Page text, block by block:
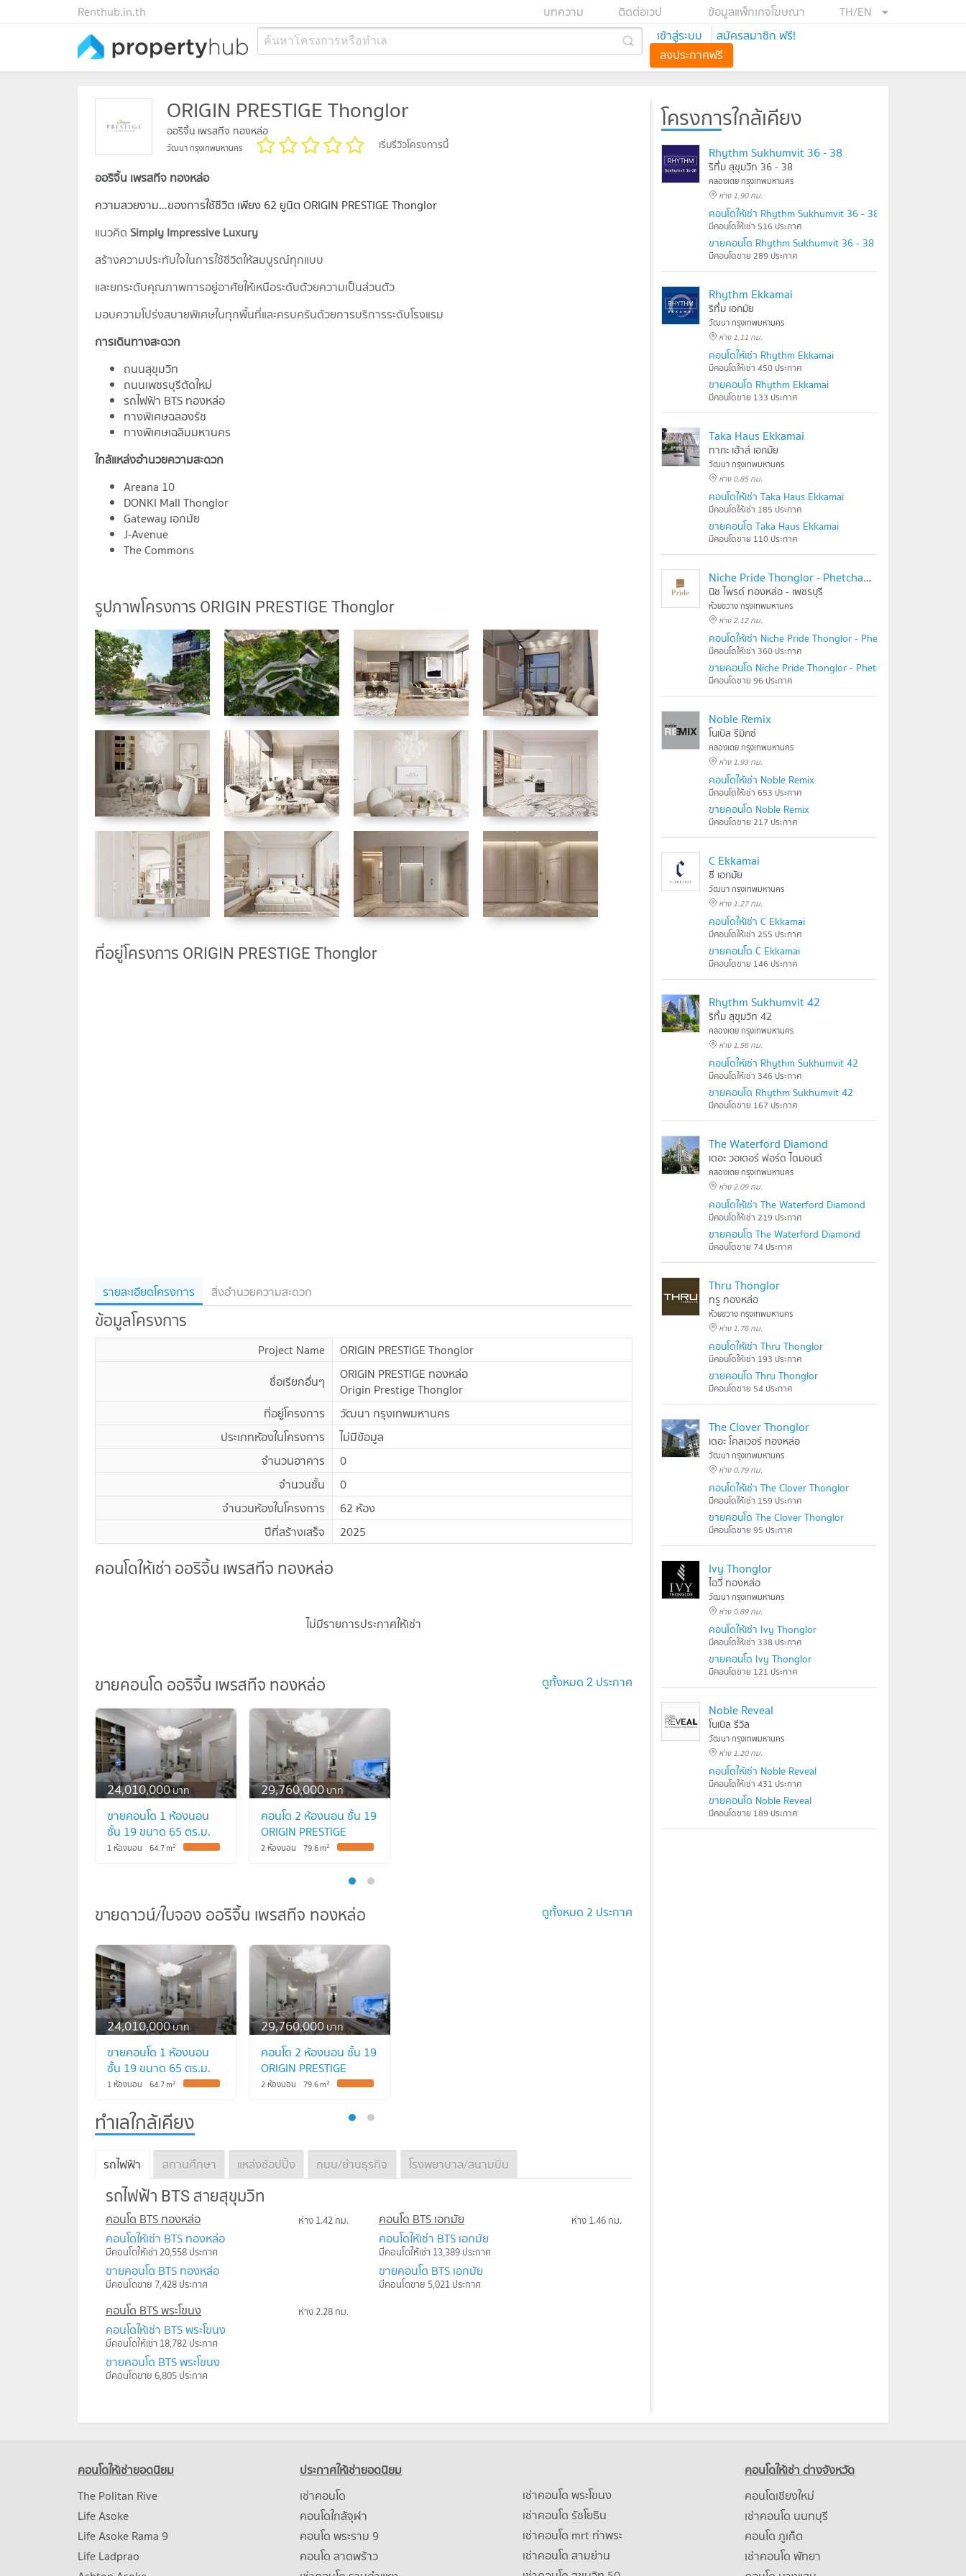
TH/EN
ข้อมูลแพ็กเกจโฆษณา
ติดต่อเวป
บทความ
Renthub.in.th
ค้นหาโครงการหรือทำเล เข้าสู่ระบบ
สมัครสมาชิก ฟรี!
ลงประกาศฟรี
ORIGIN PRESTIGE Thonglor
ออริจิ้น เพรสทีจ ทองหล่อ
วัฒนา กรุงเทพมหานคร เริ่มรีวิวโครงการนี้
ออริจิ้น เพรสทีจ ทองหล่อ
ความสวยงาม…ของการใช้ชีวิต เพียง 62 ยูนิต ORIGIN PRESTIGE Thonglor
แนวคิดSimply Impressive Luxury
สร้างความประทับใจในการใช้ชีวิตให้สมบูรณ์ทุกแบบ
และยกระดับคุณภาพการอยู่อาศัยให้เหนือระดับด้วยความเป็นส่วนตัว
มอบความโปร่งสบายพิเศษในทุกพื้นที่และครบครันด้วยการบริการระดับโรงแรม
การเดินทางสะดวก
ถนนสุขุมวิท
ถนนเพชรบุรีตัดใหม่
รถไฟฟ้า BTS ทองหล่อ
ทางพิเศษฉลองรัช
ทางพิเศษเฉลิมมหานคร
ใกล้แหล่งอำนวยความสะดวก
Areana 10
DONKI Mall Thonglor
Gateway เอกมัย
J-Avenue
The Commons
รูปภาพโครงการ ORIGIN PRESTIGE Thonglor
ที่อยู่โครงการ ORIGIN PRESTIGE Thonglor
รายละเอียดโครงการ สิ่งอำนวยความสะดวก
ข้อมูลโครงการ
Project Name
ORIGIN PRESTIGE Thonglor
ชื่อเรียกอื่นๆ
ORIGIN PRESTIGE ทองหล่อ
Origin Prestige Thonglor
ที่อยู่โครงการ
วัฒนา กรุงเทพมหานคร
ประเภทห้องในโครงการ
ไม่มีข้อมูล
จำนวนอาคาร
0
จำนวนชั้น
0
จำนวนห้องในโครงการ
62 ห้อง
ปีที่สร้างเสร็จ
2025
คอนโดให้เช่า ออริจิ้น เพรสทีจ ทองหล่อ
ไม่มีรายการประกาศให้เช่า
ขายคอนโด ออริจิ้น เพรสทีจ ทองหล่อ ดูทั้งหมด 2 ประกาศ
ขายคอนโด ออริจิ้น เพรสทีจ ทองหล่อ
24,010,000บาท
ขายคอนโด 1 ห้องนอน
ชั้น 19 ขนาด 65 ตร.ม.
ORIGIN PRESTIGE
1 ห้องนอน 64.7m2
29,760,000บาท
คอนโด 2 ห้องนอน ชั้น 19
ORIGIN PRESTIGE
ทองหล่อ ใกล้ BTS
2 ห้องนอน 79.6m2
ขายดาวน์/ใบจอง ออริจิ้น เพรสทีจ ทองหล่อ ดูทั้งหมด 2 ประกาศ
24,010,000บาท
ขายคอนโด 1 ห้องนอน
ชั้น 19 ขนาด 65 ตร.ม.
ORIGIN PRESTIGE
ทองหล่อ (ID 1311740)
1 ห้องนอน 64.7m2
29,760,000บาท
คอนโด 2 ห้องนอน ชั้น 19
ORIGIN PRESTIGE
ทองหล่อ ใกล้ BTS
2 ห้องนอน 79.6m2
ทำเลใกล้เคียง
รถไฟฟ้า สถานศึกษา แหล่งช้อปปิ้ง ถนน/ย่านธุรกิจ โรงพยาบาล/สนามบิน
รถไฟฟ้า BTS สายสุขุมวิท
คอนโด BTS ทองหล่อ ห่าง 1.42 กม.
คอนโดให้เช่า BTS ทองหล่อ
มีคอนโดให้เช่า 20,558 ประกาศ
ขายคอนโด BTS ทองหล่อ
มีคอนโดขาย 7,428 ประกาศ
คอนโด BTS เอกมัย ห่าง 1.46 กม.
คอนโดให้เช่า BTS เอกมัย
มีคอนโดให้เช่า 13,389 ประกาศ
ขายคอนโด BTS เอกมัย
มีคอนโดขาย 5,021 ประกาศ
คอนโด BTS พระโขนง ห่าง 2.28 กม.
คอนโดให้เช่า BTS พระโขนง
มีคอนโดให้เช่า 18,782 ประกาศ
ขายคอนโด BTS พระโขนง
มีคอนโดขาย 6,805 ประกาศ
โครงการใกล้เคียง
Rhythm Sukhumvit 36 - 38
ริทึ่ม สุขุมวิท 36 - 38
คลองเตย กรุงเทพมหานคร
ห่าง 1.90 กม.
คอนโดให้เช่า Rhythm Sukhumvit 36 - 38
มีคอนโดให้เช่า 516 ประกาศ
ขายคอนโด Rhythm Sukhumvit 36 - 38
มีคอนโดขาย 289 ประกาศ
Rhythm Ekkamai
ริทึ่ม เอกมัย
วัฒนา กรุงเทพมหานคร
ห่าง 1.11 กม.
คอนโดให้เช่า Rhythm Ekkamai
มีคอนโดให้เช่า 450 ประกาศ
ขายคอนโด Rhythm Ekkamai
มีคอนโดขาย 133 ประกาศ
Taka Haus Ekkamai
ทากะ เฮ้าส์ เอกมัย
วัฒนา กรุงเทพมหานคร
ห่าง 0.85 กม.
คอนโดให้เช่า Taka Haus Ekkamai
มีคอนโดให้เช่า 185 ประกาศ
ขายคอนโด Taka Haus Ekkamai
มีคอนโดขาย 110 ประกาศ
Niche Pride Thonglor - Phetchaburi
นิช ไพรด์ ทองหล่อ - เพชรบุรี
ห้วยขวาง กรุงเทพมหานคร
ห่าง 2.12 กม.
คอนโดให้เช่า Niche Pride Thonglor - Phetchaburi
มีคอนโดให้เช่า 360 ประกาศ
ขายคอนโด Niche Pride Thonglor - Phetchaburi
มีคอนโดขาย 96 ประกาศ
Noble Remix
โนเบิล รีมิกซ์
คลองเตย กรุงเทพมหานคร
ห่าง 1.93 กม.
คอนโดให้เช่า Noble Remix
มีคอนโดให้เช่า 653 ประกาศ
ขายคอนโด Noble Remix
มีคอนโดขาย 217 ประกาศ
C Ekkamai
ซี เอกมัย
วัฒนา กรุงเทพมหานคร
ห่าง 1.27 กม.
คอนโดให้เช่า C Ekkamai
มีคอนโดให้เช่า 255 ประกาศ
ขายคอนโด C Ekkamai
มีคอนโดขาย 146 ประกาศ
Rhythm Sukhumvit 42
ริทึ่ม สุขุมวิท 42
คลองเตย กรุงเทพมหานคร
ห่าง 1.56 กม.
คอนโดให้เช่า Rhythm Sukhumvit 42
มีคอนโดให้เช่า 346 ประกาศ
ขายคอนโด Rhythm Sukhumvit 42
มีคอนโดขาย 167 ประกาศ
The Waterford Diamond
เดอะ วอเตอร์ ฟอร์ด ไดมอนด์
คลองเตย กรุงเทพมหานคร
ห่าง 2.09 กม.
คอนโดให้เช่า The Waterford Diamond
มีคอนโดให้เช่า 219 ประกาศ
ขายคอนโด The Waterford Diamond
มีคอนโดขาย 74 ประกาศ
Thru Thonglor
ทรู ทองหล่อ
ห้วยขวาง กรุงเทพมหานคร
ห่าง 1.76 กม.
คอนโดให้เช่า Thru Thonglor
มีคอนโดให้เช่า 193 ประกาศ
ขายคอนโด Thru Thonglor
มีคอนโดขาย 54 ประกาศ
The Clover Thonglor
เดอะ โคลเวอร์ ทองหล่อ
วัฒนา กรุงเทพมหานคร
ห่าง 0.79 กม.
คอนโดให้เช่า The Clover Thonglor
มีคอนโดให้เช่า 159 ประกาศ
ขายคอนโด The Clover Thonglor
มีคอนโดขาย 95 ประกาศ
Ivy Thonglor
ไอวี่ ทองหล่อ
วัฒนา กรุงเทพมหานคร
ห่าง 0.89 กม.
คอนโดให้เช่า Ivy Thonglor
มีคอนโดให้เช่า 338 ประกาศ
ขายคอนโด Ivy Thonglor
มีคอนโดขาย 121 ประกาศ
Noble Reveal
โนเบิล รีวิล
วัฒนา กรุงเทพมหานคร
ห่าง 1.20 กม.
คอนโดให้เช่า Noble Reveal
มีคอนโดให้เช่า 431 ประกาศ
ขายคอนโด Noble Reveal
มีคอนโดขาย 189 ประกาศ
คอนโดให้เช่ายอดนิยม
The Politan Rive
Life Asoke
Life Asoke Rama 9
Life Ladprao
ประกาศให้เช่ายอดนิยม
เช่าคอนโด
คอนโดใกล้จุฬา
คอนโด พระราม 9
คอนโด ลาดพร้าว
เช่าคอนโด พระโขนง
เช่าคอนโด รัชโยธิน
เช่าคอนโด mrt ท่าพระ
เช่าคอนโด สามย่าน
คอนโดให้เช่า ต่างจังหวัด
คอนโดเชียงใหม่
เช่าคอนโด นนทบุรี
คอนโด ภูเก็ต
เช่าคอนโด พัทยา